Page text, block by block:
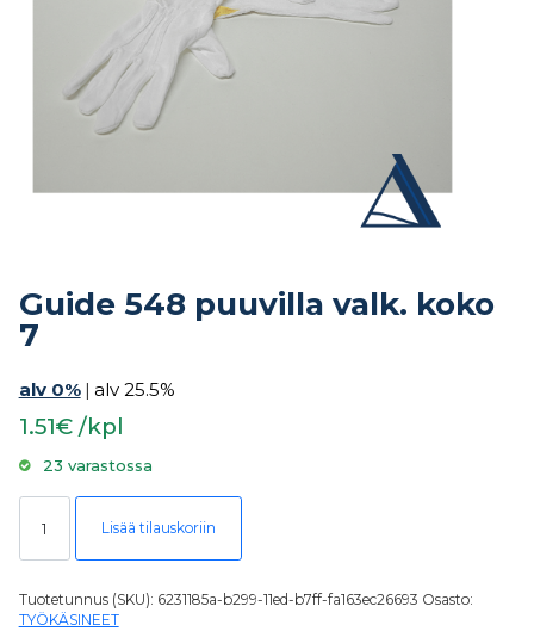
Guide 548 puuvilla valk. koko
7
alv 0% | alv 25.5%
1.51€ /kpl
23 varastossa
Guide 548 puuvilla valk. koko 7 määrä
Lisää tilauskoriin
Tuotetunnus (SKU): 6231185a-b299-11ed-b7ff-fa163ec26693 Osasto:
TYÖKÄSINEET